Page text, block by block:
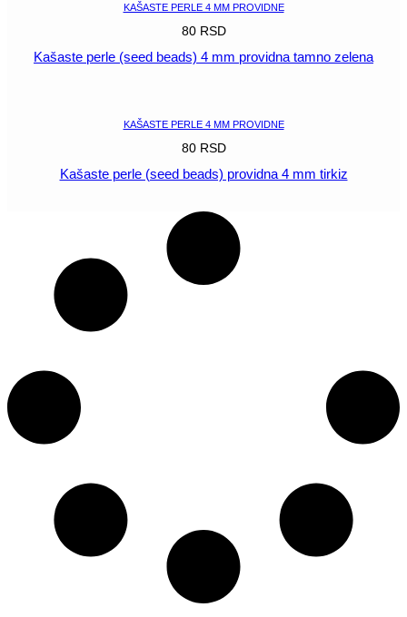
KAŠASTE PERLE 4 MM PROVIDNE
80 RSD
Kašaste perle (seed beads) 4 mm providna tamno zelena
KAŠASTE PERLE 4 MM PROVIDNE
80 RSD
Kašaste perle (seed beads) providna 4 mm tirkiz